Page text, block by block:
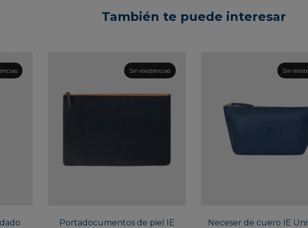
También te puede interesar
Sin existencias
variantes.
Portadocumentos de piel IE
Sin
Neceser de cuero IE